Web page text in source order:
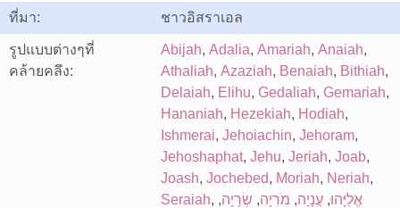
ที่มา: ชาวอิสราเอล
รูปแบบต่างๆที่
คล้ายคลึง:
Abijah, Adalia, Amariah, Anaiah,
Athaliah, Azaziah, Benaiah, Bithiah,
Delaiah, Elihu, Gedaliah, Gemariah,
Hananiah, Hezekiah, Hodiah,
Ishmerai, Jehoiachin, Jehoram,
Jehoshaphat, Jehu, Jeriah, Joab,
Joash, Jochebed, Moriah, Neriah,
Seraiah, אֱלִיָּהוּ, עֲנָיָה, מֹרִיָה, שְׂרָיָה,